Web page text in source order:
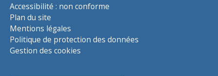
Accessibilité : non conforme
Plan du site
Mentions légales
Politique de protection des données
Gestion des cookies